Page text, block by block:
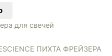
ПИХТА ФРЕЙЗЕРА